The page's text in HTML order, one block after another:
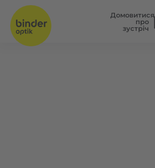
Домовитися
про
зустріч